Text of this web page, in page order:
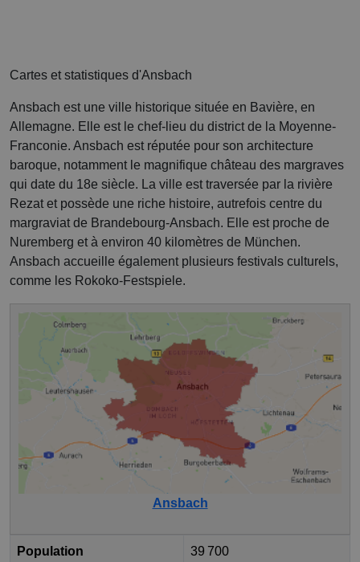
Cartes et statistiques d'Ansbach
Ansbach est une ville historique située en Bavière, en
Allemagne. Elle est le chef-lieu du district de la Moyenne-
Franconie. Ansbach est réputée pour son architecture
baroque, notamment le magnifique château des margraves
qui date du 18e siècle. La ville est traversée par la rivière
Rezat et possède une riche histoire, autrefois centre du
margraviat de Brandebourg-Ansbach. Elle est proche de
Nuremberg et à environ 40 kilomètres de München.
Ansbach accueille également plusieurs festivals culturels,
comme les Rokoko-Festspiele.
Ansbach
Population 39 700